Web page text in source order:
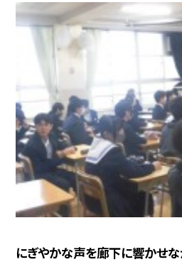
にぎやかな声を廊下に響かせ